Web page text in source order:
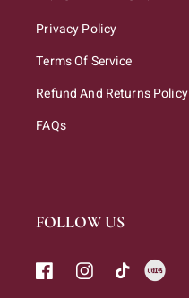
Privacy Policy
Terms Of Service
Refund And Returns Policy
FAQs
FOLLOW US